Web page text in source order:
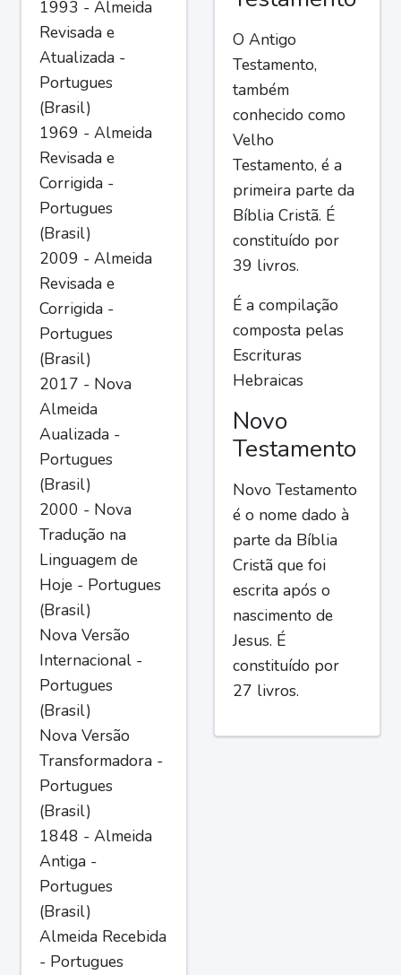
1993 - Almeida
Revisada e
Atualizada -
Portugues
(Brasil)
1969 - Almeida
Revisada e
Corrigida -
Portugues
(Brasil)
2009 - Almeida
Revisada e
Corrigida -
Portugues
(Brasil)
2017 - Nova
Almeida
Aualizada -
Portugues
(Brasil)
2000 - Nova
Tradução na
Linguagem de
Hoje - Portugues
(Brasil)
Nova Versão
Internacional -
Portugues
(Brasil)
Nova Versão
Transformadora -
Portugues
(Brasil)
1848 - Almeida
Antiga -
Portugues
(Brasil)
Almeida Recebida
- Portugues
O Antigo
Testamento,
também
conhecido como
Velho
Testamento, é a
primeira parte da
Bíblia Cristã. É
constituído por
39 livros.
É a compilação
composta pelas
Escrituras
Hebraicas
Novo
Testamento
Novo Testamento
é o nome dado à
parte da Bíblia
Cristã que foi
escrita após o
nascimento de
Jesus. É
constituído por
27 livros.